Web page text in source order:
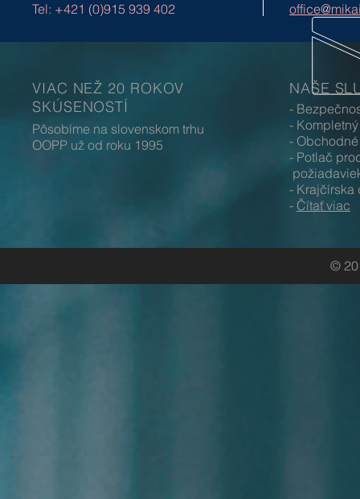
Tel: +421 (0)915 939 402
VIAC NEŽ 20 ROKOV
SKÚSENOSTÍ
Pôsobíme na slovenskom trhu
OOPP už od roku 1995
NAŠE
-
-
-
- Potlač
- Krajčírska
- Čítať viac
©